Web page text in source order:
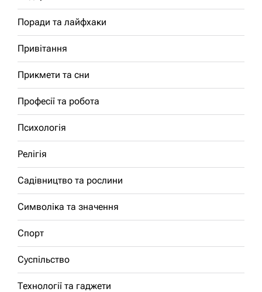
Поради та лайфхаки
Привітання
Прикмети та сни
Професії та робота
Психологія
Релігія
Садівництво та рослини
Символіка та значення
Спорт
Суспільство
Технології та гаджети